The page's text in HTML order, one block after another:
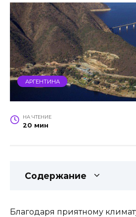
АРГЕНТИНА
НА ЧТЕНИЕ
20 мин
Содержание
Благодаря приятному